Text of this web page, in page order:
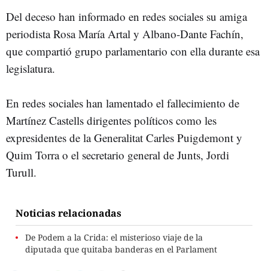
Del deceso han informado en redes sociales su amiga
periodista Rosa María Artal y Albano-Dante Fachín,
que compartió grupo parlamentario con ella durante esa
legislatura.
En redes sociales han lamentado el fallecimiento de
Martínez Castells dirigentes políticos como les
expresidentes de la Generalitat Carles Puigdemont y
Quim Torra o el secretario general de Junts, Jordi
Turull.
Noticias relacionadas
De Podem a la Crida: el misterioso viaje de la
diputada que quitaba banderas en el Parlament